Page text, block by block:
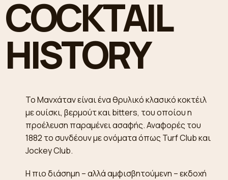
COCKTAIL
HISTORY
Το Μανχάταν είναι ένα θρυλικό κλασικό κοκτέιλ
με ουίσκι, βερμούτ και bitters, του οποίου η
προέλευση παραμένει ασαφής. Αναφορές του
1882 το συνδέουν με ονόματα όπως Turf Club και
Jockey Club.
Η πιο διάσημη – αλλά αμφισβητούμενη – εκδοχή